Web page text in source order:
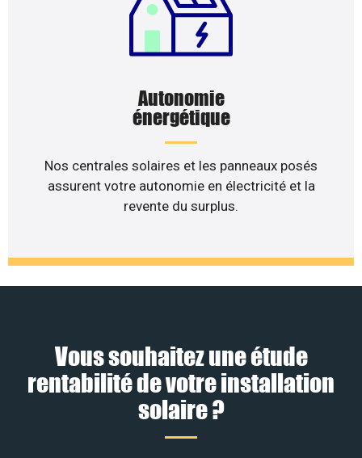
Autonomie
énergétique
Nos centrales solaires et les panneaux posés
assurent votre autonomie en électricité et la
revente du surplus.
Vous souhaitez une étude
rentabilité de votre installation
solaire ?